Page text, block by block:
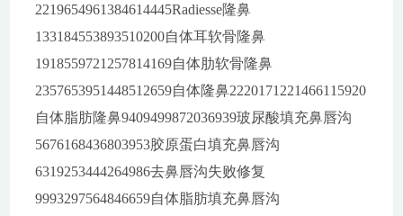
2219654961384614445Radiesse隆鼻
133184553893510200自体耳软骨隆鼻
1918559721257814169自体肋软骨隆鼻
2357653951448512659自体隆鼻2220171221466115920
自体脂肪隆鼻9409499872036939玻尿酸填充鼻唇沟
5676168436803953胶原蛋白填充鼻唇沟
6319253444264986去鼻唇沟失败修复
9993297564846659自体脂肪填充鼻唇沟